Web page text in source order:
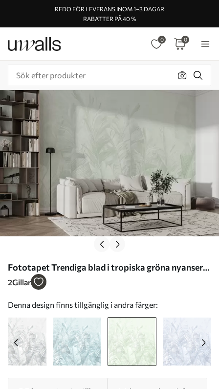
REDO FÖR LEVERANS INOM 1–3 DAGAR
RABATTER PÅ 40 %
0 0
Fototapet Trendiga blad i tropiska gröna nyanser
Nr. u98951v4
2Gillar
Denna design finns tillgänglig i andra färger: